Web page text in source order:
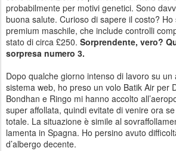
probabilmente per motivi genetici. Sono
buona salute. Curioso di sapere il costo? Ho
premium maschile, che include controlli
stato di circa £250. Sorprendente, vero?
sorpresa numero 3.
Dopo qualche giorno intenso di lavoro su
sistema web, ho preso un volo Batik Air per
Bondhan e Ringo mi hanno accolto
super affollata, quindi evitate di venire ora
totale. La situazione è simile al
lamenta in Spagna. Ho persino avuto
d’albergo decente.